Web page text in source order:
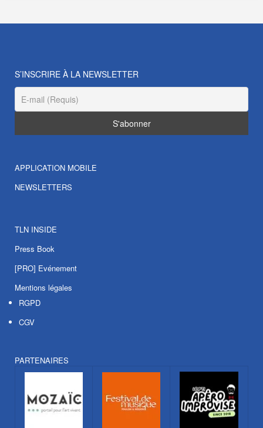
S’INSCRIRE À LA NEWSLETTER
APPLICATION MOBILE
NEWSLETTERS
TLN INSIDE
Press Book
[PRO] Evénement
Mentions légales
RGPD
CGV
PARTENAIRES